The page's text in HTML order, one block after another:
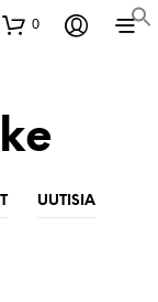
0
UUTISIA